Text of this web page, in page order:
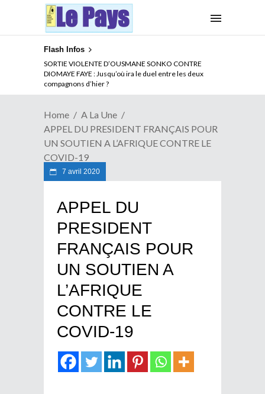
Flash Infos
SORTIE VIOLENTE D’OUSMANE SONKO CONTRE
DIOMAYE FAYE : Jusqu’où ira le duel entre les deux
compagnons d’hier ?
NOUVELLE ATTAQUE MEURTRIERE DES ADF EN RDC :
Comment arrêter la spirale de la violence au Congo
Home
A La Une
APPEL DU PRESIDENT FRANÇAIS POUR
UN SOUTIEN A L’AFRIQUE CONTRE LE
COVID-19
7 avril 2020
APPEL DU
PRESIDENT
FRANÇAIS POUR
UN SOUTIEN A
L’AFRIQUE
CONTRE LE
COVID-19